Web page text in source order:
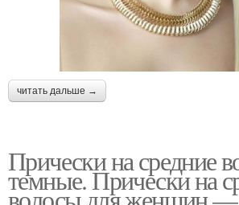
читать дальше →
Прически на средние
темные. Прически на